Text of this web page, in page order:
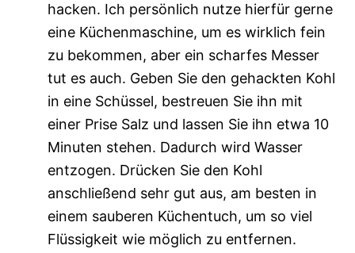
hacken. Ich persönlich nutze hierfür gerne
eine Küchenmaschine, um es wirklich fein
zu bekommen, aber ein scharfes Messer
tut es auch. Geben Sie den gehackten Kohl
in eine Schüssel, bestreuen Sie ihn mit
einer Prise Salz und lassen Sie ihn etwa 10
Minuten stehen. Dadurch wird Wasser
entzogen. Drücken Sie den Kohl
anschließend sehr gut aus, am besten in
einem sauberen Küchentuch, um so viel
Flüssigkeit wie möglich zu entfernen.